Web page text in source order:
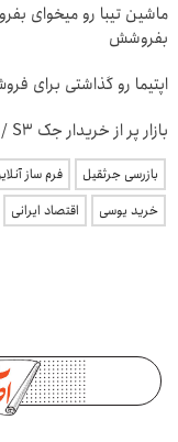
ماشین تیبا رو میخوای
بفروشش
اپتیما رو گذاشتی برای فروش ؟ با
بازار پر از خریدار جک S3 / ماشینتو به راحتی بفروش
بازرسی جرثقیل فرم ساز
خرید یوسی
اقتصاد ایرانی